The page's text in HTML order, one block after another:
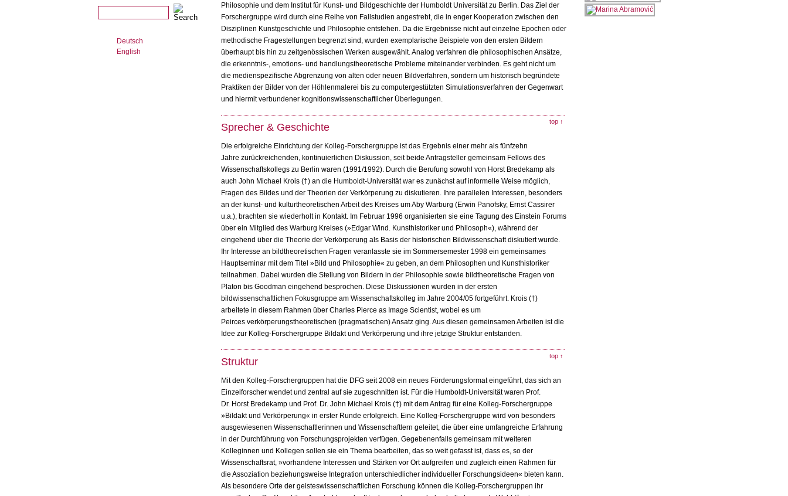
Deutsch
English
Philosophie und dem Institut für Kunst- und Bildgeschichte der Humboldt Universität zu Berlin. Das Ziel der
Forschergruppe wird durch eine Reihe von Fallstudien angestrebt, die in enger Kooperation zwischen den
Disziplinen Kunstgeschichte und Philosophie entstehen. Da die Ergebnisse nicht auf einzelne Epochen oder
methodische Fragestellungen begrenzt sind, wurden exemplarische Beispiele von den ersten Bildern
überhaupt bis hin zu zeitgenössischen Werken ausgewählt. Analog verfahren die philosophischen Ansätze,
die erkenntnis-, emotions- und handlungstheoretische Probleme miteinander verbinden. Es geht nicht um
die medienspezifische Abgrenzung von alten oder neuen Bildverfahren, sondern um historisch begründete
Praktiken der Bilder von der Höhlenmalerei bis zu computergestützten Simulationsverfahren der Gegenwart
und hiermit verbundener kognitionswissenschaftlicher Überlegungen.
top ↑
Sprecher & Geschichte
Die erfolgreiche Einrichtung der Kolleg-Forschergruppe ist das Ergebnis einer mehr als fünfzehn
Jahre zurückreichenden, kontinuierlichen Diskussion, seit beide Antragsteller gemeinsam Fellows des
Wissenschaftskollegs zu Berlin waren (1991/1992). Durch die Berufung sowohl von Horst Bredekamp als
auch John Michael Krois (†) an die Humboldt-Universität war es zunächst auf informelle Weise möglich,
Fragen des Bildes und der Theorien der Verkörperung zu diskutieren. Ihre parallelen Interessen, besonders
an der kunst- und kulturtheoretischen Arbeit des Kreises um Aby Warburg (Erwin Panofsky, Ernst Cassirer
u.a.), brachten sie wiederholt in Kontakt. Im Februar 1996 organisierten sie eine Tagung des Einstein Forums
über ein Mitglied des Warburg Kreises (»Edgar Wind. Kunsthistoriker und Philosoph«), während der
eingehend über die Theorie der Verkörperung als Basis der historischen Bildwissenschaft diskutiert wurde.
Ihr Interesse an bildtheoretischen Fragen veranlasste sie im Sommersemester 1998 ein gemeinsames
Hauptseminar mit dem Titel »Bild und Philosophie« zu geben, an dem Philosophen und Kunsthistoriker
teilnahmen. Dabei wurden die Stellung von Bildern in der Philosophie sowie bildtheoretische Fragen von
Platon bis Goodman eingehend besprochen. Diese Diskussionen wurden in der ersten
bildwissenschaftlichen Fokusgruppe am Wissenschaftskolleg im Jahre 2004/05 fortgeführt. Krois (†)
arbeitete in diesem Rahmen über Charles Pierce as Image Scientist, wobei es um
Peirces verkörperungstheoretischen (pragmatischen) Ansatz ging. Aus diesen gemeinsamen Arbeiten ist die
Idee zur Kolleg-Forschergruppe Bildakt und Verkörperung und ihre jetzige Struktur entstanden.
top ↑
Struktur
Mit den Kolleg-Forschergruppen hat die DFG seit 2008 ein neues Förderungsformat eingeführt, das sich an
Einzelforscher wendet und zentral auf sie zugeschnitten ist. Für die Humboldt-Universität waren Prof.
Dr. Horst Bredekamp und Prof. Dr. John Michael Krois (†) mit dem Antrag für eine Kolleg-Forschergruppe
»Bildakt und Verkörperung« in erster Runde erfolgreich. Eine Kolleg-Forschergruppe wird von besonders
ausgewiesenen Wissenschaftlerinnen und Wissenschaftlern geleitet, die über eine umfangreiche Erfahrung
in der Durchführung von Forschungsprojekten verfügen. Gegebenenfalls gemeinsam mit weiteren
Kolleginnen und Kollegen sollen sie ein Thema bearbeiten, das so weit gefasst ist, dass es, so der
Wissenschaftsrat, »vorhandene Interessen und Stärken vor Ort aufgreifen und zugleich einen Rahmen für
die Assoziation beziehungsweise Integration unterschiedlicher individueller Forschungsideen« bieten kann.
Als besondere Orte der geisteswissenschaftlichen Forschung können die Kolleg-Forschergruppen ihr